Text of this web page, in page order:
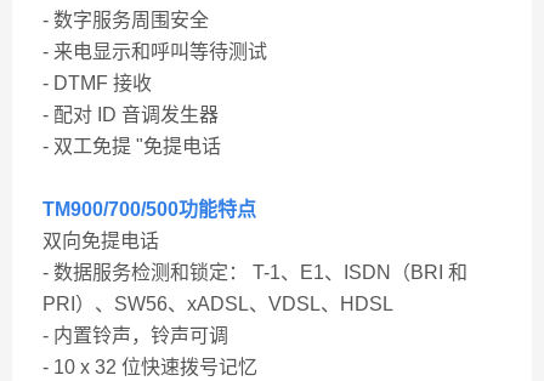
- 数字服务周围安全
- 来电显示和呼叫等待测试
- DTMF 接收
- 配对 ID 音调发生器
- 双工免提 "免提电话
TM900/700/500功能特点
双向免提电话
- 数据服务检测和锁定： T-1、E1、ISDN（BRI 和
PRI）、SW56、xADSL、VDSL、HDSL
- 内置铃声，铃声可调
- 10 x 32 位快速拨号记忆